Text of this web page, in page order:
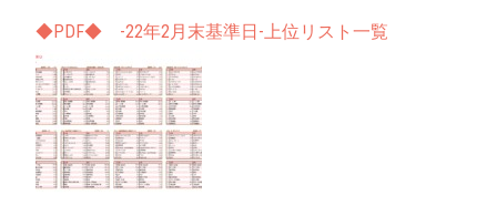
◆PDF◆ -22年2月末基準日-上位リスト一覧